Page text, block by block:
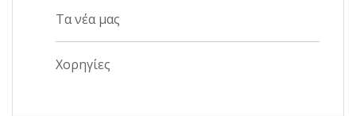
Τα νέα μας
Χορηγίες